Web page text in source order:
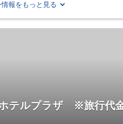
情報をもっと見る
ルプラザ ※旅行代金